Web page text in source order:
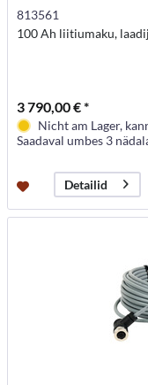
813561
100 Ah liitiumaku,
3 790,00 € *
Nicht am Lager,
Saadaval umbes 3
Detailid